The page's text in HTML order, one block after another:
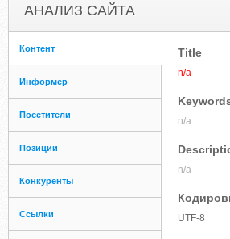
АНАЛИЗ САЙТА
Контент
Информер
Посетители
Позиции
Конкуренты
Ссылки
Title
n/a
n/a
n/a
UTF-8